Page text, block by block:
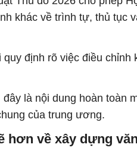
khác về trình tự, thủ tục
định rõ việc điều
là nội dung hoàn
của trung ương.
hơn về xây dựng